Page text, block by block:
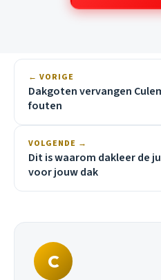
← VORIGE
Dakgoten vervangen
fouten
VOLGENDE →
Dit is waarom dakleer de
voor jouw dak
C